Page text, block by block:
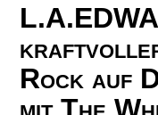
Rock auf